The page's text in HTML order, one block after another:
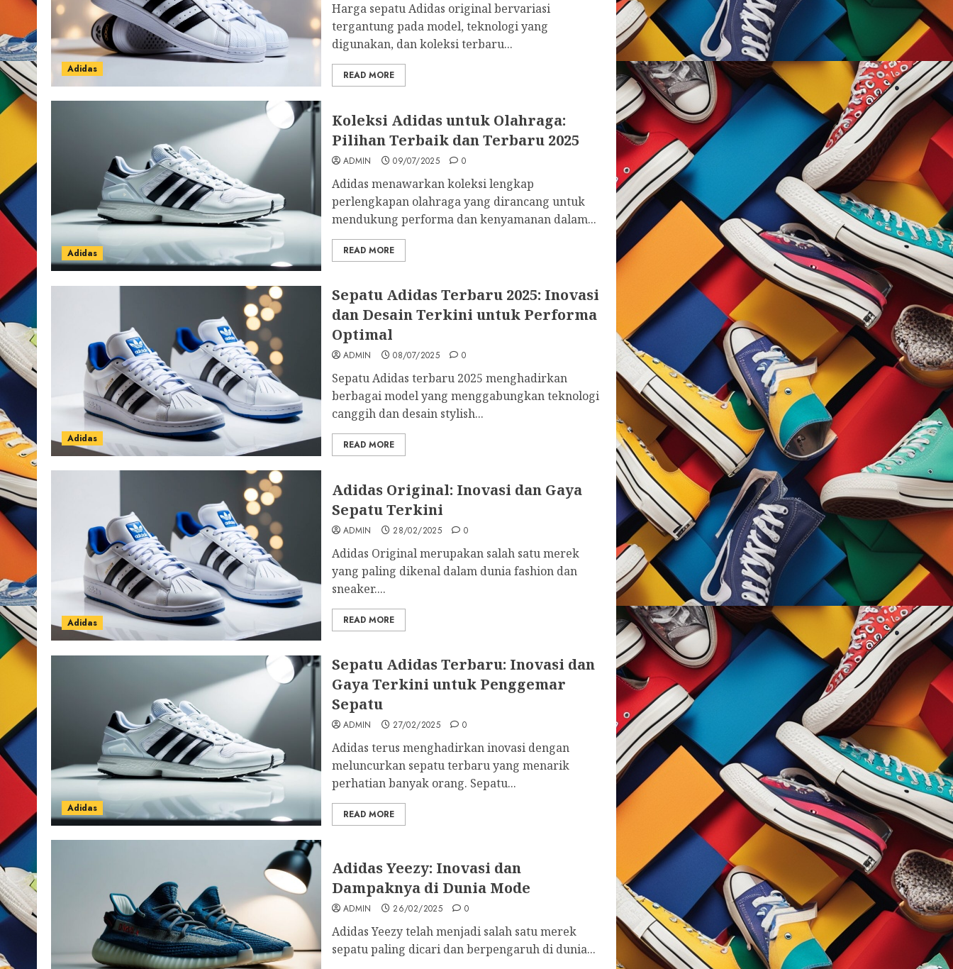
Adidas
Harga sepatu Adidas original bervariasi
tergantung pada model, teknologi yang
digunakan, dan koleksi terbaru...
READ MORE
Adidas
Koleksi Adidas untuk Olahraga:
Pilihan Terbaik dan Terbaru 2025
ADMIN 09/07/2025 0
Adidas menawarkan koleksi lengkap
perlengkapan olahraga yang dirancang untuk
mendukung performa dan kenyamanan dalam...
READ MORE
Adidas
Sepatu Adidas Terbaru 2025: Inovasi
dan Desain Terkini untuk Performa
Optimal
ADMIN 08/07/2025 0
Sepatu Adidas terbaru 2025 menghadirkan
berbagai model yang menggabungkan teknologi
canggih dan desain stylish...
READ MORE
Adidas
Adidas Original: Inovasi dan Gaya
Sepatu Terkini
ADMIN 28/02/2025 0
Adidas Original merupakan salah satu merek
yang paling dikenal dalam dunia fashion dan
sneaker....
READ MORE
Adidas
Sepatu Adidas Terbaru: Inovasi dan
Gaya Terkini untuk Penggemar
Sepatu
ADMIN 27/02/2025 0
Adidas terus menghadirkan inovasi dengan
meluncurkan sepatu terbaru yang menarik
perhatian banyak orang. Sepatu...
READ MORE
Adidas Yeezy: Inovasi dan
Dampaknya di Dunia Mode
ADMIN 26/02/2025 0
Adidas Yeezy telah menjadi salah satu merek
sepatu paling dicari dan berpengaruh di dunia...